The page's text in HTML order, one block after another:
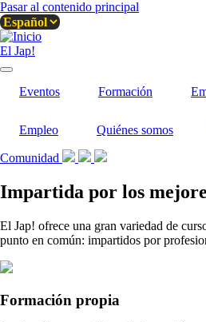
Pasar al contenido principal
El Jap!
Eventos Formación
Empleo Quiénes somos
Comunidad
Impartida por los
El Jap! ofrece una gran variedad de
punto en común: impartidos por
Formación propia